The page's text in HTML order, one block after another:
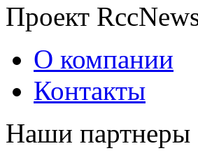
Проект
О компании
Контакты
Наши партнеры